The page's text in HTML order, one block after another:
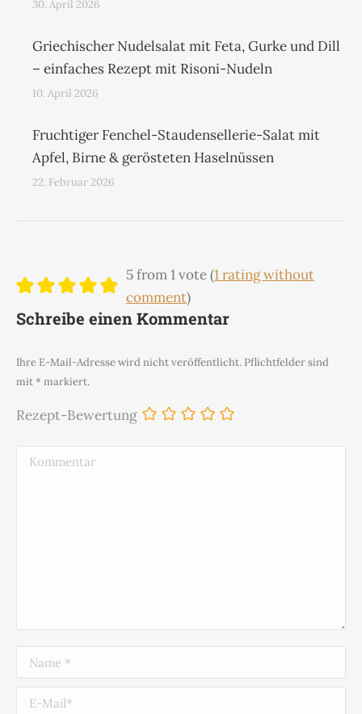
30. April 2026
Griechischer Nudelsalat mit Feta, Gurke und Dill
– einfaches Rezept mit Risoni-Nudeln
10. April 2026
Fruchtiger Fenchel-Staudensellerie-Salat mit
Apfel, Birne & gerösteten Haselnüssen
22. Februar 2026
5 from 1 vote (1 rating without
comment)
Schreibe einen Kommentar
Ihre E-Mail-Adresse wird nicht veröffentlicht. Pflichtfelder sind
mit* markiert.
Rezept-Bewertung
Kommentar
Name *
E-Mail *